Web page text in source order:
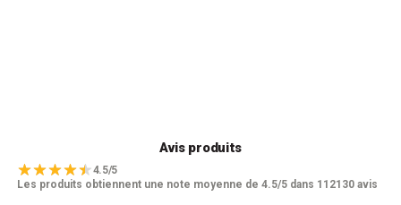
Avis produits
4.5/5
Les produits obtiennent une note moyenne de 4.5/5 dans 112130 avis